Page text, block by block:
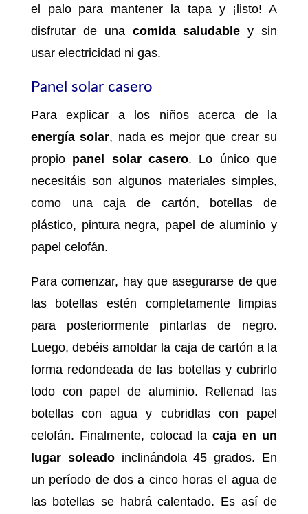
el palo para mantener la tapa y ¡listo! A
disfrutar de una comida saludable y sin
usar electricidad ni gas.
Panel solar casero
Para explicar a los niños acerca de la
energía solar, nada es mejor que crear su
propio panel solar casero. Lo único que
necesitáis son algunos materiales simples,
como una caja de cartón, botellas de
plástico, pintura negra, papel de aluminio y
papel celofán.
Para comenzar, hay que asegurarse de que
las botellas estén completamente limpias
para posteriormente pintarlas de negro.
Luego, debéis amoldar la caja de cartón a la
forma redondeada de las botellas y cubrirlo
todo con papel de aluminio. Rellenad las
botellas con agua y cubridlas con papel
celofán. Finalmente, colocad lacaja en un
lugar soleadoinclinándola 45 grados. En
un período de dos a cinco horas el agua de
las botellas se habrá calentado. Es así de